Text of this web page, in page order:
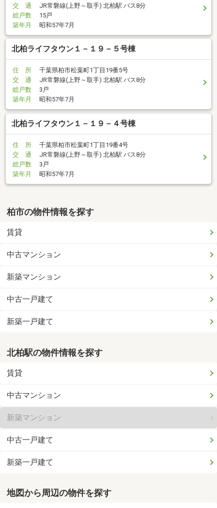
交 通
JR常磐線(上野～取手) 北柏駅 バス8分
総戸数
15戸
築年月
昭和57年7月
北柏ライフタウン１－１９－５号棟
住 所
千葉県柏市松葉町1丁目19番5号
交 通
JR常磐線(上野～取手) 北柏駅 バス8分
総戸数
3戸
築年月
昭和57年7月
北柏ライフタウン１－１９－４号棟
住 所
千葉県柏市松葉町1丁目19番4号
交 通
JR常磐線(上野～取手) 北柏駅 バス8分
総戸数
3戸
築年月
昭和57年7月
柏市の物件情報を探す
賃貸
中古マンション
新築マンション
中古一戸建て
新築一戸建て
北柏駅の物件情報を探す
賃貸
中古マンション
新築マンション
中古一戸建て
新築一戸建て
地図から周辺の物件を探す